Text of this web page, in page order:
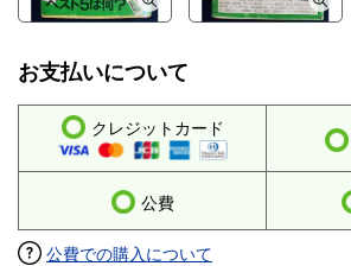
お支払いについて
クレジットカード
公費
公費での購入について